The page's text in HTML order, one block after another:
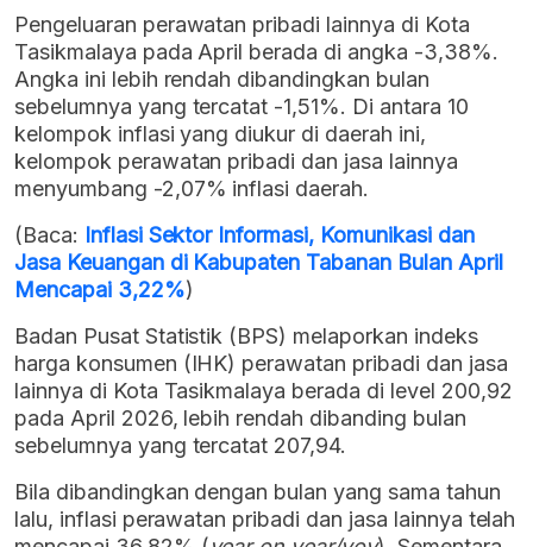
Pengeluaran perawatan pribadi lainnya di Kota
Tasikmalaya pada April berada di angka -3,38%.
Angka ini lebih rendah dibandingkan bulan
sebelumnya yang tercatat -1,51%. Di antara 10
kelompok inflasi yang diukur di daerah ini,
kelompok perawatan pribadi dan jasa lainnya
menyumbang -2,07% inflasi daerah.
(Baca: Inflasi Sektor Informasi, Komunikasi dan
Jasa Keuangan di Kabupaten Tabanan Bulan April
Mencapai 3,22%)
Badan Pusat Statistik (BPS) melaporkan indeks
harga konsumen (IHK) perawatan pribadi dan jasa
lainnya di Kota Tasikmalaya berada di level 200,92
pada April 2026, lebih rendah dibanding bulan
sebelumnya yang tercatat 207,94.
Bila dibandingkan dengan bulan yang sama tahun
lalu, inflasi perawatan pribadi dan jasa lainnya telah